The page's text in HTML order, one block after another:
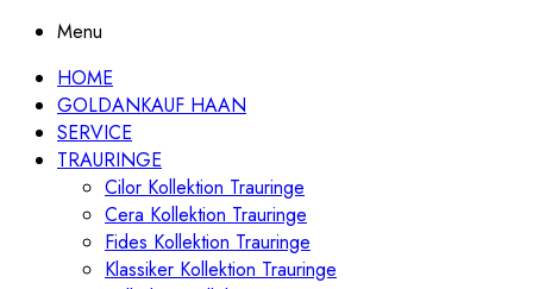
Menu
HOME
GOLDANKAUF HAAN
SERVICE
TRAURINGE
Cilor Kollektion Trauringe
Cera Kollektion Trauringe
Fides Kollektion Trauringe
Klassiker Kollektion Trauringe